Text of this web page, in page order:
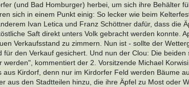
(und Bad Homburger) herbei, um sich ihre Behälter
sich in einem Punkt einig: So lecker wie beim
Ivan Letica und Franz Schöttner dafür, dass die
Saft direkt unters Volk gebracht werden konnte.
Verkaufsstand zu zimmern. Nun ist - sollte der
den Verkauf gesichert. Und nun der Clou: Die beiden
kommentiert der 2. Vorsitzende Michael
Kirdorf, denn nur im Kirdorfer Feld werden Bäume
aus den Stadtteilen hinzu, die ihre Äpfel zu Most oder